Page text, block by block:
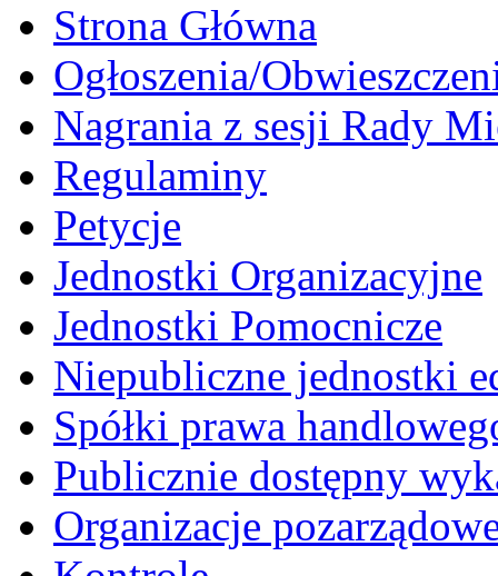
Strona Główna
Ogłoszenia/
Nagrania z sesji Rady
Regulaminy
Petycje
Jednostki Organizacyjne
Jednostki Pomocnicze
Niepubliczne jednostki
Spółki prawa
Publicznie dostępny
Organizacje